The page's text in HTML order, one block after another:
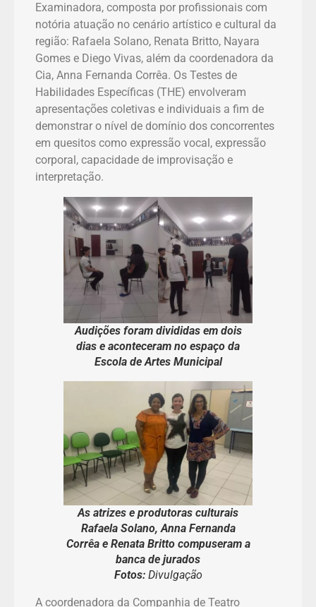
Examinadora, composta por profissionais com
notória atuação no cenário artístico e cultural da
região: Rafaela Solano, Renata Britto, Nayara
Gomes e Diego Vivas, além da coordenadora da
Cia, Anna Fernanda Corrêa. Os Testes de
Habilidades Específicas (THE) envolveram
apresentações coletivas e individuais a fim de
demonstrar o nível de domínio dos concorrentes
em quesitos como expressão vocal, expressão
corporal, capacidade de improvisação e
interpretação.
Audições foram divididas em dois
dias e aconteceram no espaço da
Escola de Artes Municipal
As atrizes e produtoras culturais
Rafaela Solano, Anna Fernanda
Corrêa e Renata Britto compuseram a
banca de jurados
Fotos: Divulgação
A coordenadora da Companhia de Teatro